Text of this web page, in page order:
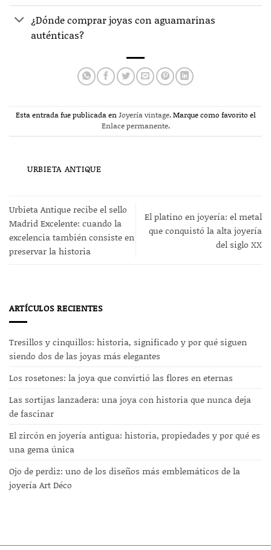
¿Dónde comprar joyas con aguamarinas
auténticas?
Esta entrada fue publicada enJoyería vintage. Marque como favorito el
Enlace permanente.
URBIETA ANTIQUE
Urbieta Antique recibe el sello
Madrid Excelente: cuando la
excelencia también consiste en
preservar la historia
El platino en joyería: el metal
que conquistó la alta joyería
del siglo XX
ARTÍCULOS RECIENTES
Tresillos y cinquillos: historia, significado y por qué siguen
siendo dos de las joyas más elegantes
Los rosetones: la joya que convirtió las flores en eternas
Las sortijas lanzadera: una joya con historia que nunca deja
de fascinar
El zircón en joyería antigua: historia, propiedades y por qué es
una gema única
Ojo de perdiz: uno de los diseños más emblemáticos de la
joyería Art Déco